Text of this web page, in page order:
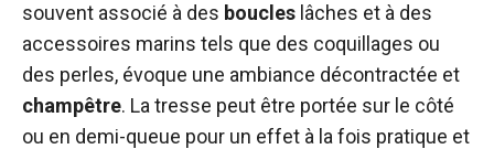
souvent associé à des boucles lâches et à des
accessoires marins tels que des coquillages ou
des perles, évoque une ambiance décontractée et
champêtre. La tresse peut être portée sur le côté
ou en demi-queue pour un effet à la fois pratique et